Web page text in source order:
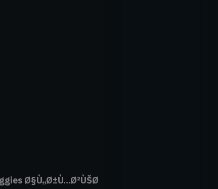
Ø§Ù„Ø±Ù…Ø²ÙŠØ©